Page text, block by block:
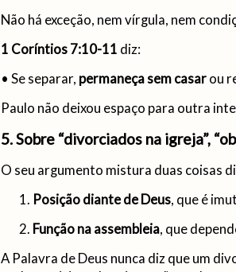
Não há exceção, nem vírgula, nem
1 Coríntios 7:10-11 diz:
• Se separar, permaneça sem casarou
Paulo não deixou espaço para outra
5. Sobre “divorciados na igreja”,
O seu argumento mistura duas coisas
Posição diante de Deus, que é
Função na assembleia, que
A Palavra de Deus nunca diz que um